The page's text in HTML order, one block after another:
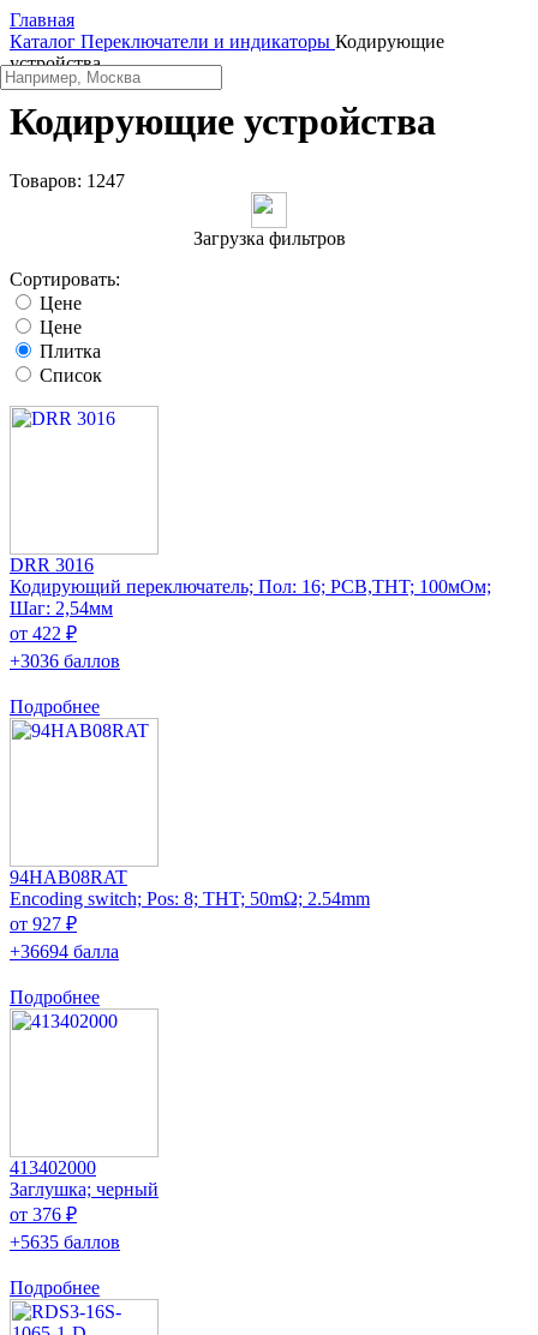
Главная
Каталог Переключатели и индикаторы Кодирующие
устройства
Кодирующие устройства
Товаров: 1247
Загрузка фильтров
Сортировать:
Цене
Цене
Плитка
Список
DRR 3016
Кодирующий переключатель; Пол: 16; PCB,THT; 100мОм;
Шаг: 2,54мм
от 422 ₽
+3036 баллов
Подробнее
94HAB08RAT
Encoding switch; Pos: 8; THT; 50mΩ; 2.54mm
от 927 ₽
+36694 балла
Подробнее
413402000
Заглушка; черный
от 376 ₽
+5635 баллов
Подробнее